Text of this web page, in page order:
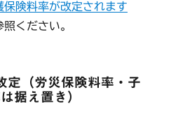
険料率が改定されます
照ください。
定（労災保険料率・子
据え置き）